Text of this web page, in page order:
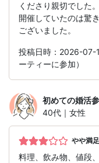
くださり親切でした
開催していたのは驚
ございました。
投稿日時：2026-07-
ーティーに参加）
初めての婚活
40代｜女性
やや満足
料理、飲み物、値段